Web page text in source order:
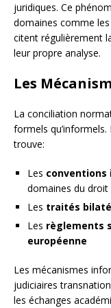
juridiques. Ce
domaines comme
citent régulièrement
leur propre analyse.
Les
La conciliation
formels
trouve:
Les
domaines du droit
Les traités
Les règlements
européenne
Les mécanismes
judiciaires
les échanges